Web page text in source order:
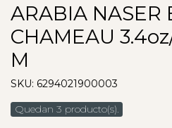
ARABIA NASER
CHAMEAU
M
SKU: 6294021900003
Quedan 3 producto(s).